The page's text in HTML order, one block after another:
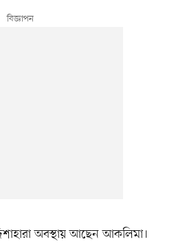
অবস্থায় আছেন আকলিমা।